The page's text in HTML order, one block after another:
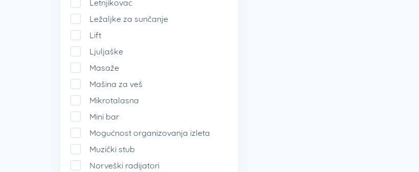
Letnjikovac
Ležaljke za sunčanje
Lift
Ljuljaške
Masaže
Mašina za veš
Mikrotalasna
Mini bar
Mogućnost organizovanja izleta
Muzički stub
Norveški radijatori